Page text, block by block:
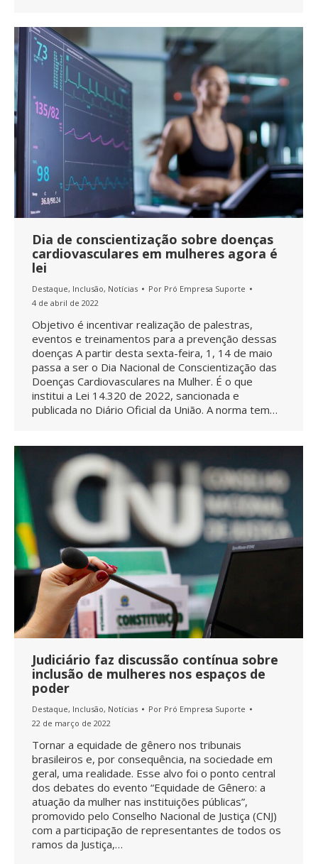
Dia de conscientização sobre doenças
cardiovasculares em mulheres agora é
lei
Destaque, Inclusão, Notícias Por Pró Empresa Suporte
4 de abril de 2022
Objetivo é incentivar realização de palestras,
eventos e treinamentos para a prevenção dessas
doenças A partir desta sexta-feira, 1, 14 de maio
passa a ser o Dia Nacional de Conscientização das
Doenças Cardiovasculares na Mulher. É o que
institui a Lei 14.320 de 2022, sancionada e
publicada no Diário Oficial da União. A norma tem…
Judiciário faz discussão contínua sobre
inclusão de mulheres nos espaços de
poder
Destaque, Inclusão, Notícias Por Pró Empresa Suporte
22 de março de 2022
Tornar a equidade de gênero nos tribunais
brasileiros e, por consequência, na sociedade em
geral, uma realidade. Esse alvo foi o ponto central
dos debates do evento “Equidade de Gênero: a
atuação da mulher nas instituições públicas”,
promovido pelo Conselho Nacional de Justiça (CNJ)
com a participação de representantes de todos os
ramos da Justiça,…